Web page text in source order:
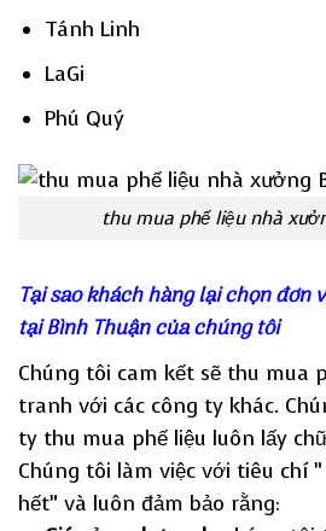
Tánh Linh
LaGi
Phú Quý
thu mua phế liệu nhà
Tại sao khách hàng lại chọn đơn
tại Bình Thuận của chúng tôi
Chúng tôi cam kết sẽ thu mua
tranh với các công ty khác.
ty thu mua phế liệu luôn lấy
Chúng tôi làm việc với tiêu chí
hết” và luôn đảm bảo rằng: